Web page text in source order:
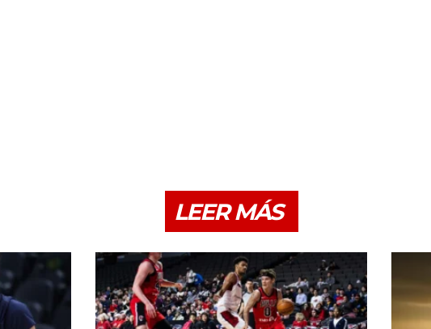
LEER MÁS